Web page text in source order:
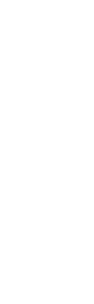
Luis de la
Son muchas
del año. Con
Fermín López,
o de otros
‘tocados’, la